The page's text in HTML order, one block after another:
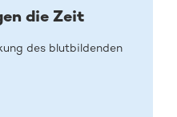
die Zeit
des blutbildenden